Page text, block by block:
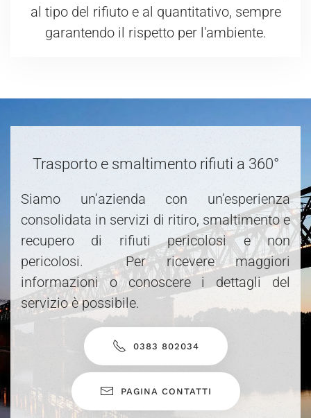
al tipo del rifiuto e al quantitativo, sempre
garantendo il rispetto per l'ambiente.
Trasporto e smaltimento rifiuti a 360°
Siamo un’azienda con un’esperienza
consolidata in servizi di ritiro, smaltimento e
recupero di rifiuti pericolosi e non
pericolosi. Per ricevere maggiori
informazioni o conoscere i dettagli del
servizio è possibile.
0383 802034
PAGINA CONTATTI